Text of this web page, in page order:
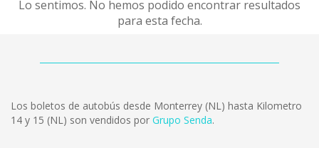
Lo sentimos. No hemos podido encontrar resultados
para esta fecha.
Los boletos de autobús desde Monterrey (NL) hasta Kilometro
14 y 15 (NL) son vendidos por Grupo Senda.